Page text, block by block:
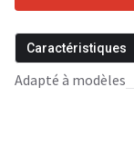
Caractéristiques
Adapté à modèles